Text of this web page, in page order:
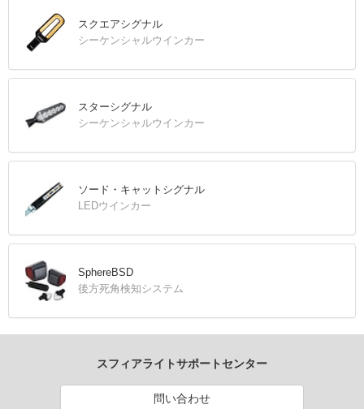
スクエアシグナル
シーケンシャルウインカー
スターシグナル
シーケンシャルウインカー
ソード・キャットシグナル
LEDウインカー
SphereBSD
後方死角検知システム
スフィアライトサポートセンター
問い合わせ